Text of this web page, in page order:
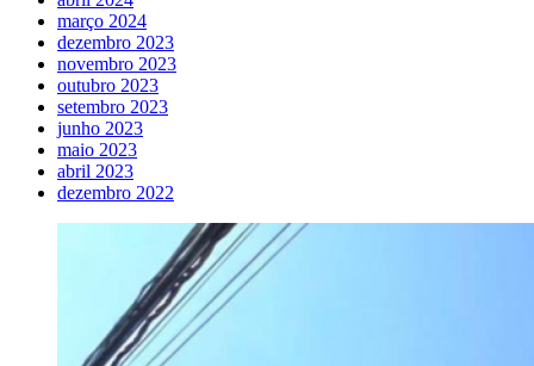
março 2024
dezembro 2023
novembro 2023
outubro 2023
setembro 2023
junho 2023
maio 2023
abril 2023
dezembro 2022